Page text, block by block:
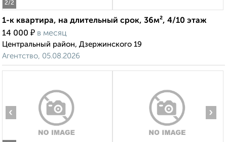
2/2
1-к квартира, на длительный срок, 36м², 4/10 этаж
14 000 ₽ в месяц
Центральный район, Дзержинского 19
Агентство, 05.08.2026
‹ ›